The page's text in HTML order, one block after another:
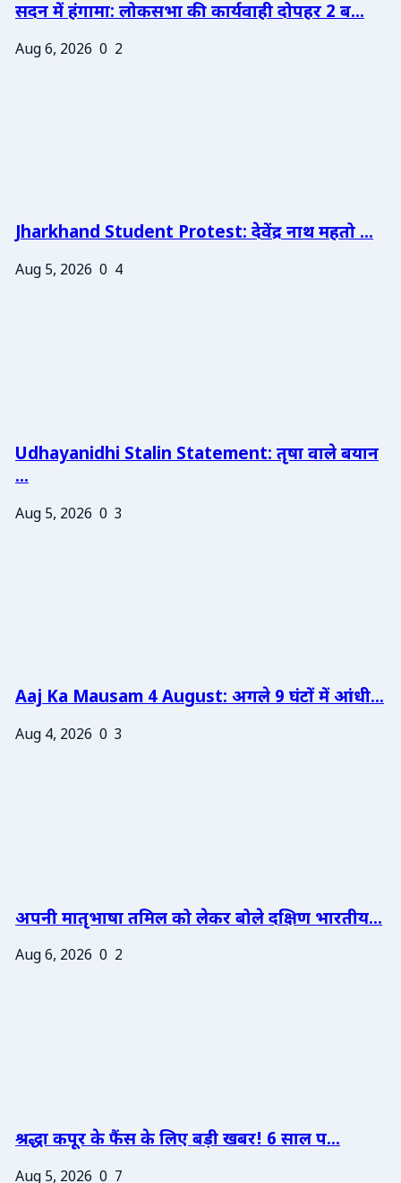
सदन में हंगामा: लोकसभा की कार्यवाही दोपहर 2 ब...
Aug 6, 2026 0 2
Jharkhand Student Protest: देवेंद्र नाथ महतो ...
Aug 5, 2026 0 4
Udhayanidhi Stalin Statement: तृषा वाले बयान
...
Aug 5, 2026 0 3
Aaj Ka Mausam 4 August: अगले 9 घंटों में आंधी...
Aug 4, 2026 0 3
अपनी मातृभाषा तमिल को लेकर बोले दक्षिण भारतीय...
Aug 6, 2026 0 2
श्रद्धा कपूर के फैंस के लिए बड़ी खबर! 6 साल प...
Aug 5, 2026 0 7